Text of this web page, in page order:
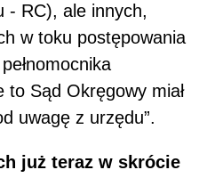
- RC), ale innych,
w toku postępowania
Sąd Okręgowy miał
uwagę z urzędu”.
już teraz w skrócie